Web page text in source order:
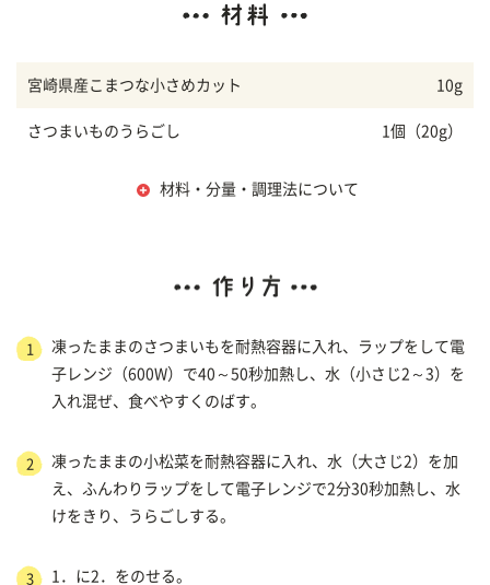
宮崎県産こまつな小さめカット 10g
さつまいものうらごし 1個（20g）
材料・分量・調理法について
1
凍ったままのさつまいもを耐熱容器に入れ、ラップをして電
子レンジ（600W）で40～50秒加熱し、水（小さじ2～3）を
入れ混ぜ、食べやすくのばす。
2
凍ったままの小松菜を耐熱容器に入れ、水（大さじ2）を加
え、ふんわりラップをして電子レンジで2分30秒加熱し、水
けをきり、うらごしする。
3 1．に2．をのせる。